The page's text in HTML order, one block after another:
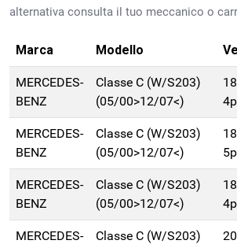
alternativa consulta il tuo meccanico o
Marca Modello
MERCEDES-
BENZ
Classe C (W/S203)
(05/00>12/07<)
MERCEDES-
BENZ
Classe C (W/S203)
(05/00>12/07<)
MERCEDES-
BENZ
Classe C (W/S203)
(05/00>12/07<)
MERCEDES-
Classe C (W/S203)